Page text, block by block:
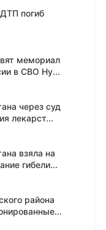
погиб
мемориал
в СВО Ну...
через суд
лекарст...
взяла на
гибели...
района